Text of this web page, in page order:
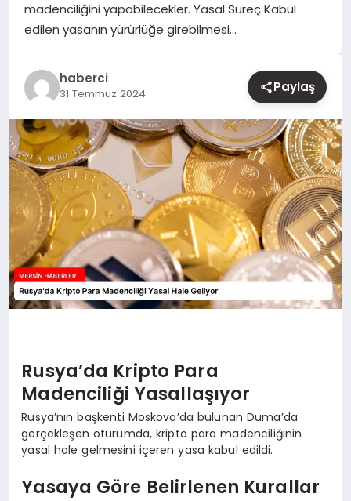
madenciliğini yapabilecekler. Yasal Süreç Kabul
edilen yasanın yürürlüğe girebilmesi…
haberci
31 Temmuz 2024 Paylaş
Rusya’da Kripto Para
Madenciliği Yasallaşıyor
Rusya’nın başkenti Moskova’da bulunan Duma’da
gerçekleşen oturumda, kripto para madenciliğinin
yasal hale gelmesini içeren yasa kabul edildi.
Yasaya Göre Belirlenen Kurallar